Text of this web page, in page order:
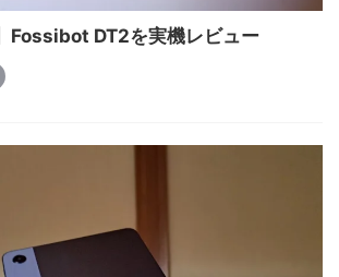
Fossibot DT2を実機レビュー